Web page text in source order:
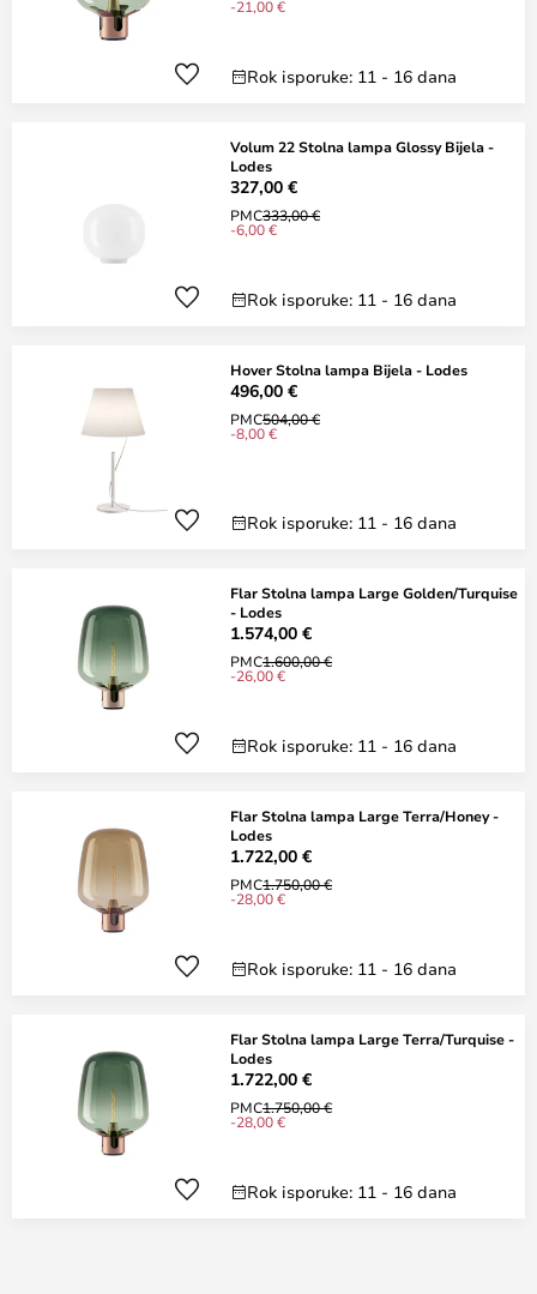
-21,00 €
Rok isporuke: 11 - 16 dana
Volum 22 Stolna lampa Glossy Bijela -
Lodes
327,00 €
PMC333,00 €
-6,00 €
Rok isporuke: 11 - 16 dana
Hover Stolna lampa Bijela - Lodes
496,00 €
PMC504,00 €
-8,00 €
Rok isporuke: 11 - 16 dana
Flar Stolna lampa Large Golden/Turquise
- Lodes
1.574,00 €
PMC1.600,00 €
-26,00 €
Rok isporuke: 11 - 16 dana
Flar Stolna lampa Large Terra/Honey -
Lodes
1.722,00 €
PMC1.750,00 €
-28,00 €
Rok isporuke: 11 - 16 dana
Flar Stolna lampa Large Terra/Turquise -
Lodes
1.722,00 €
PMC1.750,00 €
-28,00 €
Rok isporuke: 11 - 16 dana